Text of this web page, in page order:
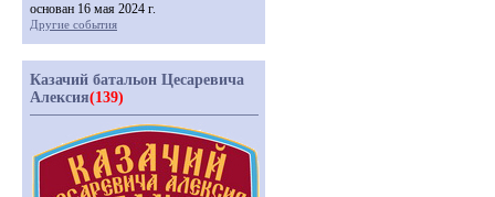
основан 16 мая 2024 г.
Другие события
Казачий батальон Цесаревича
Алексия(139)